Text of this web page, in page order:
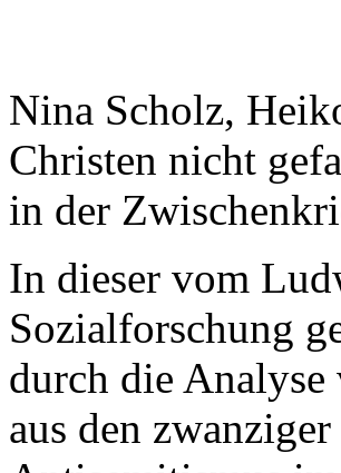
Nina Scholz,
Christen nicht
in der
In dieser vom
Sozialforschung
durch die
aus den